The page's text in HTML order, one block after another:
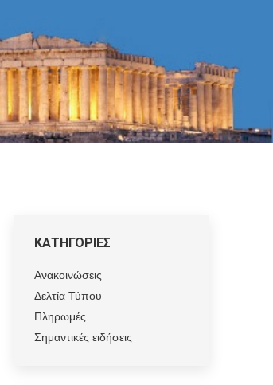
ΚΑΤΗΓΟΡΙΕΣ
Ανακοινώσεις
Δελτία Τύπου
Πληρωμές
Σημαντικές ειδήσεις